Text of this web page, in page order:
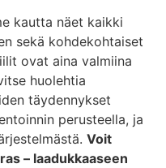
kautta näet kaikki
sekä kohdekohtaiset
ovat aina valmiina
huolehtia
täydennykset
perusteella, ja
Voit
– laadukkaaseen